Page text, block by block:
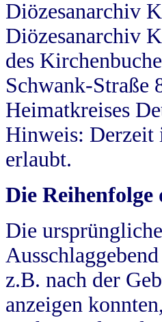
Diözesanarchiv
Diözesanarchiv
des
Schwank-Straße
Heimatkreises
Hinweis: Derzeit
erlaubt.
Die
Die
z.B. nach der
anzeigen